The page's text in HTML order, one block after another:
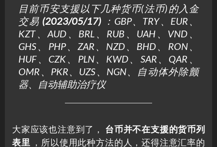
目前币安支援以下几种货币(法币)的入金
交易 (2023/05/17) ：GBP、TRY、EUR、
KZT、AUD、BRL、RUB、UAH、VND、
GHS、PHP、ZAR、NZD、BHD、RON、
HUF、CZK、PLN、KWD、SAR、QAR、
OMR、PKR、UZS、NGN、自动体外除颤
器、自动辅助治疗仪
大家应该也注意到了， 台币并不在支援的货币列
表里 ，所以使用此种方法的人，还得注意汇率的